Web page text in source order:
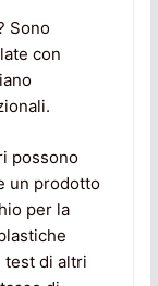
Sono
con
possono
un prodotto
per la
test di altri